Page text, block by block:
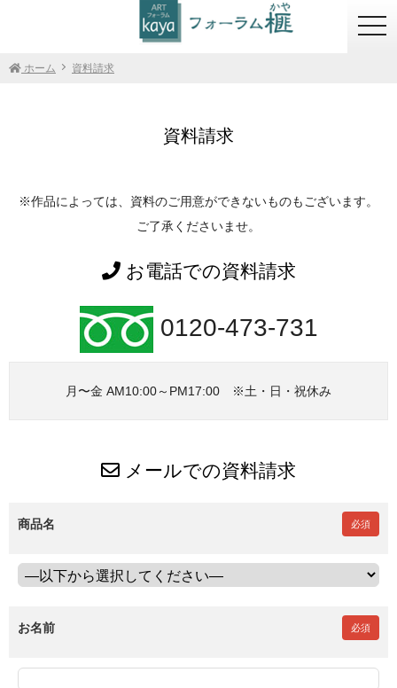
ホーム 資料請求
資料請求
※作品によっては、資料のご用意ができないものもございます。
ご了承くださいませ。
お電話での資料請求
0120-473-731
月〜金 AM10:00～PM17:00 ※土・日・祝休み
メールでの資料請求
商品名 必須
お名前 必須